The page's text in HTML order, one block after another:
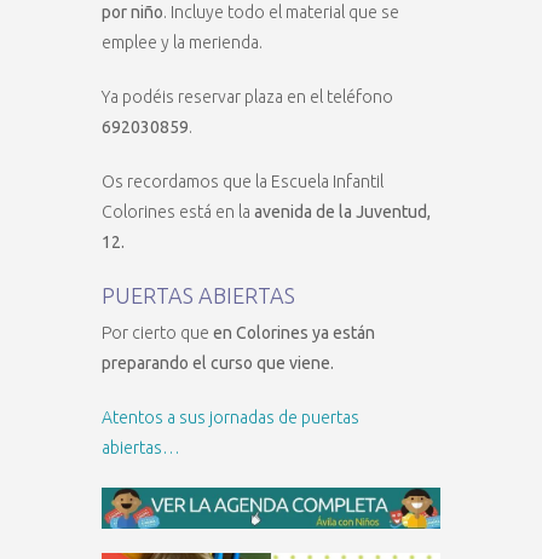
por niño. Incluye todo el material que se
emplee y la merienda.
Ya podéis reservar plaza en el teléfono
692030859.
Os recordamos que la Escuela Infantil
Colorines está en la avenida de la Juventud,
12.
PUERTAS ABIERTAS
Por cierto que en Colorines ya están
preparando el curso que viene.
Atentos a sus jornadas de puertas
abiertas…